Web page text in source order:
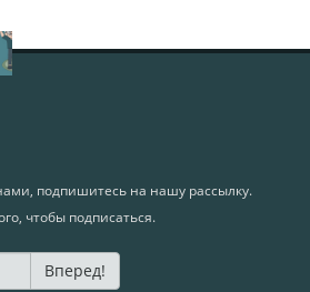
подпишитесь на нашу рассылку.
чтобы подписаться.
Вперед!